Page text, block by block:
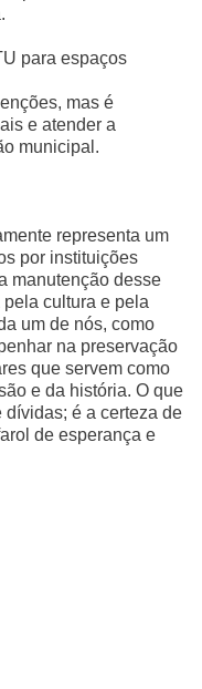
para espaços
mas é
e atender a
municipal.
representa um
por instituições
manutenção desse
cultura e pela
um de nós, como
na preservação
que servem como
e da história. O que
é a certeza de
de esperança e